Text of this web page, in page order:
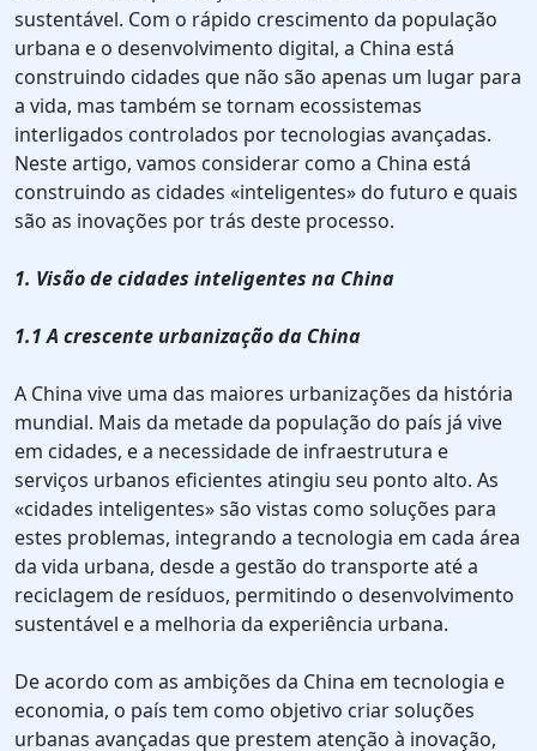
sustentável. Com o rápido crescimento da população
urbana e o desenvolvimento digital, a China está
construindo cidades que não são apenas um lugar para
a vida, mas também se tornam ecossistemas
interligados controlados por tecnologias avançadas.
Neste artigo, vamos considerar como a China está
construindo as cidades «inteligentes» do futuro e quais
são as inovações por trás deste processo.
1. Visão de cidades inteligentes na China
1.1 A crescente urbanização da China
A China vive uma das maiores urbanizações da história
mundial. Mais da metade da população do país já vive
em cidades, e a necessidade de infraestrutura e
serviços urbanos eficientes atingiu seu ponto alto. As
«cidades inteligentes» são vistas como soluções para
estes problemas, integrando a tecnologia em cada área
da vida urbana, desde a gestão do transporte até a
reciclagem de resíduos, permitindo o desenvolvimento
sustentável e a melhoria da experiência urbana.
De acordo com as ambições da China em tecnologia e
economia, o país tem como objetivo criar soluções
urbanas avançadas que prestem atenção à inovação,